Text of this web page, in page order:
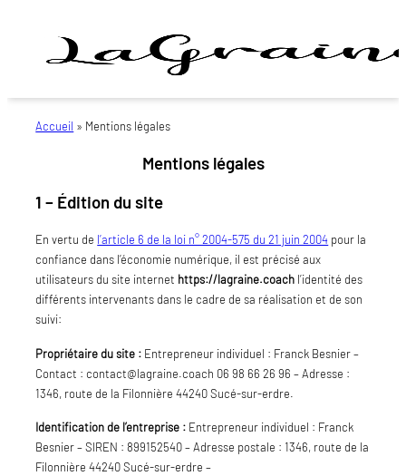
contenu
Cultivons
!
Mentions
Accueil » Mentions légales
Mentions légales
1 – Édition du site
En vertu de l’article 6 de la loi n° 2004-575 du 21 juin 2004 pour la
confiance dans l’économie numérique, il est précisé aux
utilisateurs du site internet https://lagraine.coach l’identité des
différents intervenants dans le cadre de sa réalisation et de son
suivi:
Propriétaire du site : Entrepreneur individuel : Franck Besnier –
Contact : contact@lagraine.coach 06 98 66 26 96 – Adresse :
1346, route de la Filonnière 44240 Sucé-sur-erdre.
Identification de l’entreprise : Entrepreneur individuel : Franck
Besnier – SIREN : 899152540 – Adresse postale : 1346, route de la
Filonnière 44240 Sucé-sur-erdre –